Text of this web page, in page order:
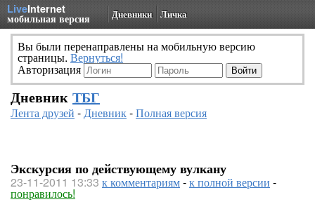
LiveInternet
мобильная версия Дневники Личка
Вы были перенаправлены на мобильную версию
страницы. Вернуться!
Авторизация
Дневник ТБГ
Лента друзей -Дневник-Полная версия
Экскурсия по действующему вулкану
23-11-2011 13:33 к комментариям-к полной версии -
понравилось!